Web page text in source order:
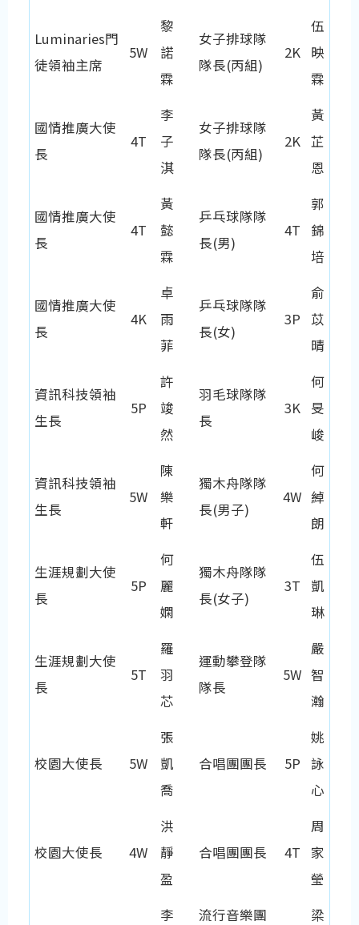
Luminaries門
徒領袖主席
5W
黎
諾
霖
女子排球隊
隊長(丙組)
2K
伍
映
霖
國情推廣大使
長
4T
李
子
淇
女子排球隊
隊長(丙組)
2K
黃
芷
恩
國情推廣大使
長
4T
黃
懿
霖
乒乓球隊隊
長(男)
4T
郭
錦
培
國情推廣大使
長
4K
卓
雨
菲
乒乓球隊隊
長(女)
3P
俞
苡
晴
資訊科技領袖
生長
5P
許
竣
然
羽毛球隊隊
長
3K
何
旻
峻
資訊科技領袖
生長
5W
陳
樂
軒
獨木舟隊隊
長(男子)
4W
何
綽
朗
生涯規劃大使
長
5P
何
麗
嫻
獨木舟隊隊
長(女子)
3T
伍
凱
琳
生涯規劃大使
長
5T
羅
羽
芯
運動攀登隊
隊長
5W
嚴
智
瀚
校園大使長 5W
張
凱
喬
合唱團團長 5P
姚
詠
心
校園大使長 4W
洪
靜
盈
合唱團團長 4T
周
家
瑩
李
流行音樂團
梁